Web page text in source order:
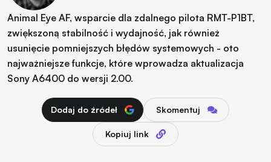
Animal Eye AF, wsparcie dla zdalnego pilota RMT-P1BT,
zwiększoną stabilność i wydajność, jak również
usunięcie pomniejszych błędów systemowych - oto
najważniejsze funkcje, które wprowadza aktualizacja
Sony A6400 do wersji 2.00.
Dodaj do źródeł Skomentuj
Kopiuj link